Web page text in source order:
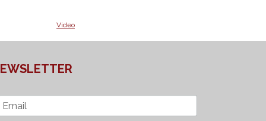
Video